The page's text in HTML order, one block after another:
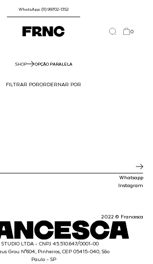
WhatsApp: (11) 99702-1352
0
SHOP OPÇÃO PARALELA
FILTRAR PORORDERNAR POR
Whatsapp
Instagram
2022 © Francesca
STUDIO LTDA - CNPJ 45.510.647/0001-00
Grou N°604, Pinheiros, CEP 05415-040, São
Paulo - SP